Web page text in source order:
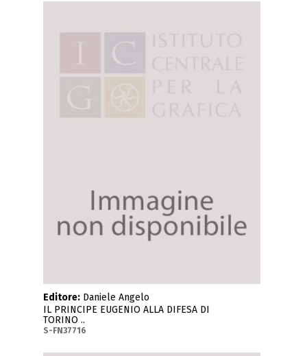
Editore: Daniele Angelo
IL PRINCIPE EUGENIO ALLA DIFESA DI
TORINO ..
S-FN37716